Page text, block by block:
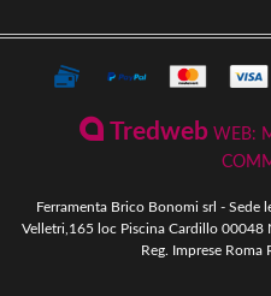
Storia
Riscaldamento a Biomassa
Ferramenta & Fai Da Te
Giardinaggio
Piscine & Divertimento
Arredo Giardino & Mare
Mangimi & Pet Care
Termini e Privacy
Condizioni Generali di
Pagamenti Disponibili
Spedizione e Imballaggio
Cambio, Resi e Rimborsi
TredwebWEB:
Ferramenta Brico Bonomi srl - Sede
Velletri,165 loc Piscina Cardillo 00048
Reg. Imprese